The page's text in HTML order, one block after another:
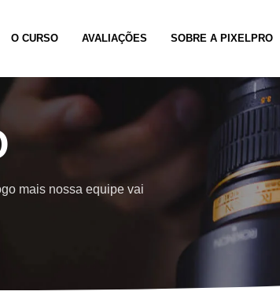
O CURSO AVALIAÇÕES SOBRE A PIXELPRO
mais nossa equipe vai